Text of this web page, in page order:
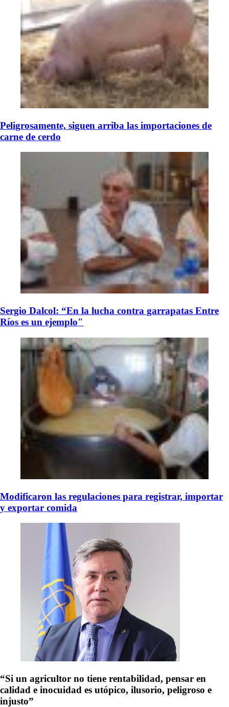
Peligrosamente, siguen arriba las importaciones de
carne de cerdo
Sergio Dalcol: “En la lucha contra garrapatas Entre
Ríos es un ejemplo"
Modificaron las regulaciones para registrar, importar
y exportar comida
“Si un agricultor no tiene rentabilidad, pensar en
calidad e inocuidad es utópico, ilusorio, peligroso e
injusto”